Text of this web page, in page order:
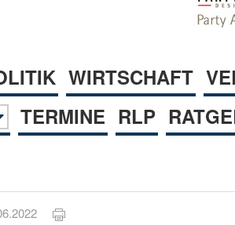
WIRTSCHAFT
TERMINE RLP